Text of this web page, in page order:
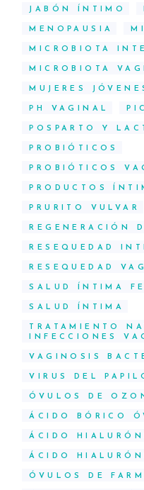
JABÓN ÍNTIMO
MENOPAUSIA
MICROBIOTA
MICROBIOTA
MUJERES
PH VAGINAL
POSPARTO Y
PROBIÓTICOS
PROBIÓTICOS
PRODUCTOS
PRURITO VULVAR
REGENERACIÓN
RESEQUEDAD
RESEQUEDAD
SALUD ÍNTIMA
SALUD ÍNTIMA
TRATAMIENTO
INFECCIONES
VAGINOSIS
VIRUS DEL
ÓVULOS DE
ÁCIDO BÓRICO
ÁCIDO
ÁCIDO
ÓVULOS DE